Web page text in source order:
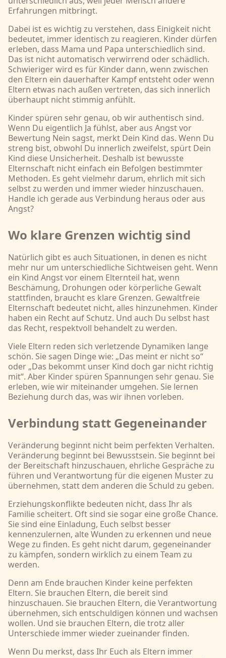
Erfahrungen mitbringt.
Dabei ist es wichtig zu verstehen, dass Einigkeit nicht
bedeutet, immer identisch zu reagieren. Kinder dürfen
erleben, dass Mama und Papa unterschiedlich sind.
Das ist nicht automatisch verwirrend oder schädlich.
Schwieriger wird es für Kinder dann, wenn zwischen
den Eltern ein dauerhafter Kampf entsteht oder wenn
Eltern etwas nach außen vertreten, das sich innerlich
überhaupt nicht stimmig anfühlt.
Kinder spüren sehr genau, ob wir authentisch sind.
Wenn Du eigentlich Ja fühlst, aber aus Angst vor
Bewertung Nein sagst, merkt Dein Kind das. Wenn Du
streng bist, obwohl Du innerlich zweifelst, spürt Dein
Kind diese Unsicherheit. Deshalb ist bewusste
Elternschaft nicht einfach ein Befolgen bestimmter
Methoden. Es geht vielmehr darum, ehrlich mit sich
selbst zu werden und immer wieder hinzuschauen.
Handle ich gerade aus Verbindung heraus oder aus
Angst?
Wo klare Grenzen wichtig sind
Natürlich gibt es auch Situationen, in denen es nicht
mehr nur um unterschiedliche Sichtweisen geht. Wenn
ein Kind Angst vor einem Elternteil hat, wenn
Beschämung, Drohungen oder körperliche Gewalt
stattfinden, braucht es klare Grenzen. Gewaltfreie
Elternschaft bedeutet nicht, alles hinzunehmen. Kinder
haben ein Recht auf Schutz. Und auch Du selbst hast
das Recht, respektvoll behandelt zu werden.
Viele Eltern reden sich verletzende Dynamiken lange
schön. Sie sagen Dinge wie: „Das meint er nicht so“
oder „Das bekommt unser Kind doch gar nicht richtig
mit“. Aber Kinder spüren Spannungen sehr genau. Sie
erleben, wie wir miteinander umgehen. Sie lernen
Beziehung durch das, was wir ihnen vorleben.
Verbindung statt Gegeneinander
Veränderung beginnt nicht beim perfekten Verhalten.
Veränderung beginnt bei Bewusstsein. Sie beginnt bei
der Bereitschaft hinzuschauen, ehrliche Gespräche zu
führen und Verantwortung für die eigenen Muster zu
übernehmen, statt dem anderen die Schuld zu geben.
Erziehungskonflikte bedeuten nicht, dass Ihr als
Familie scheitert. Oft sind sie sogar eine große Chance.
Sie sind eine Einladung, Euch selbst besser
kennenzulernen, alte Wunden zu erkennen und neue
Wege zu finden. Es geht nicht darum, gegeneinander
zu kämpfen, sondern wirklich zu einem Team zu
werden.
Denn am Ende brauchen Kinder keine perfekten
Eltern. Sie brauchen Eltern, die bereit sind
hinzuschauen. Sie brauchen Eltern, die Verantwortung
übernehmen, sich entschuldigen können und wachsen
wollen. Und sie brauchen Eltern, die trotz aller
Unterschiede immer wieder zueinander finden.
Wenn Du merkst, dass Ihr Euch als Eltern immer